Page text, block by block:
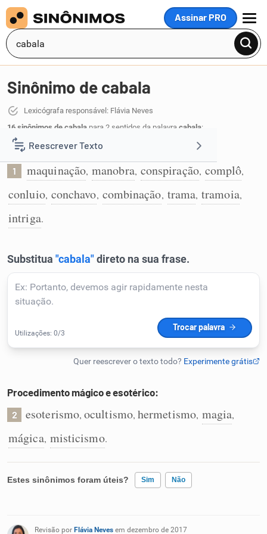
Assinar PRO
MENU
Reescrever Texto
Resumir Texto
Humanizador de IA
Cata-letras
Caça-palavras
Dicionário
Sinônimo de cabala
Lexicógrafa responsável: Flávia Neves
16 sinônimos de cabala para 2 sentidos da palavra cabala:
Maquinação para conseguir algo:
1 maquinação, manobra, conspiração, complô,
conluio, conchavo, combinação, trama, tramoia,
intriga.
Procedimento mágico e esotérico:
2 esoterismo, ocultismo, hermetismo, magia,
mágica, misticismo.
Estes sinônimos foram úteis? Sim Não
Revisão por Flávia Neves em dezembro de 2017